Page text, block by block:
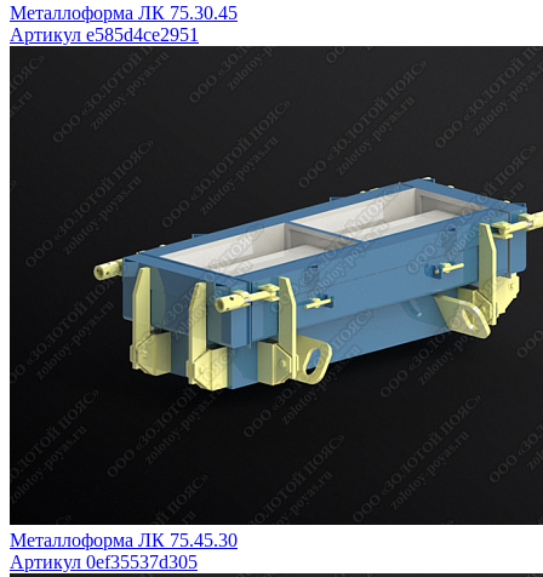
Металлоформа ЛК 75.30.45
Артикул e585d4ce2951
Металлоформа ЛК 75.45.30
Артикул 0ef35537d305